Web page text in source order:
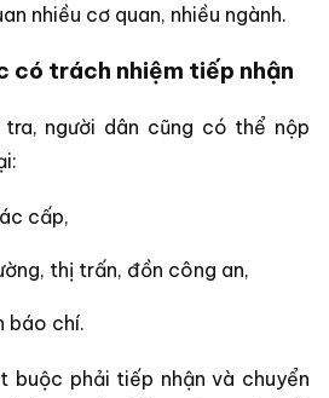
nhiều cơ quan, nhiều ngành.
có trách nhiệm tiếp nhận
người dân cũng có thể nộp
cấp,
thị trấn, đồn công an,
báo chí.
buộc phải tiếp nhận và chuyển